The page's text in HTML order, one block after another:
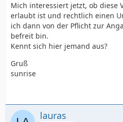
Mich interessiert jetzt, ob diese
erlaubt ist und rechtlich einen
ich dann von der Pflicht zur
befreit bin.
Kennt sich hier jemand aus?
Gruß
sunrise
lauras